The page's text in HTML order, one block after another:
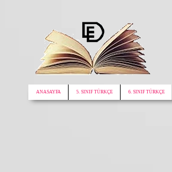
ANASAYFA 5. SINIF TÜRKÇE 6. SINIF TÜRKÇE